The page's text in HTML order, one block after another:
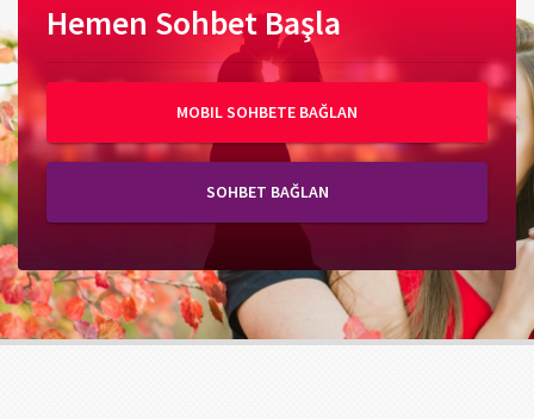
Hemen Sohbet Başla
MOBIL SOHBETE BAĞLAN
SOHBET BAĞLAN